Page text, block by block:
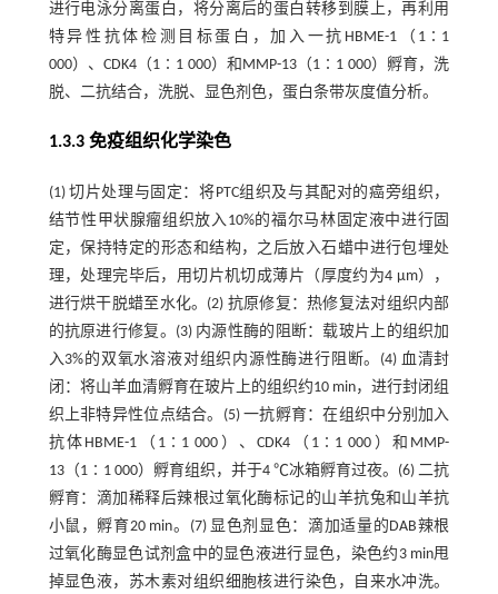
进行电泳分离蛋白，将分离后的蛋白转移到膜上，再利用
特异性抗体检测目标蛋白，加入一抗HBME-1（1∶1
000）、CDK4（1∶1 000）和MMP-13（1∶1 000）孵育，洗
脱、二抗结合，洗脱、显色剂色，蛋白条带灰度值分析。
1.3.3 免疫组织化学染色
(1) 切片处理与固定：将PTC组织及与其配对的癌旁组织，
结节性甲状腺瘤组织放入10%的福尔马林固定液中进行固
定，保持特定的形态和结构，之后放入石蜡中进行包埋处
理，处理完毕后，用切片机切成薄片（厚度约为4 μm），
进行烘干脱蜡至水化。(2) 抗原修复：热修复法对组织内部
的抗原进行修复。(3) 内源性酶的阻断：载玻片上的组织加
入3%的双氧水溶液对组织内源性酶进行阻断。(4) 血清封
闭：将山羊血清孵育在玻片上的组织约10 min，进行封闭组
织上非特异性位点结合。(5) 一抗孵育：在组织中分别加入
抗体HBME-1（1∶1 000）、CDK4（1∶1 000）和MMP-
13（1∶1 000）孵育组织，并于4 ℃冰箱孵育过夜。(6) 二抗
孵育：滴加稀释后辣根过氧化酶标记的山羊抗兔和山羊抗
小鼠，孵育20 min。(7) 显色剂显色：滴加适量的DAB辣根
过氧化酶显色试剂盒中的显色液进行显色，染色约3 min甩
掉显色液，苏木素对组织细胞核进行染色，自来水冲洗。